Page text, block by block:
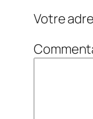
Votre